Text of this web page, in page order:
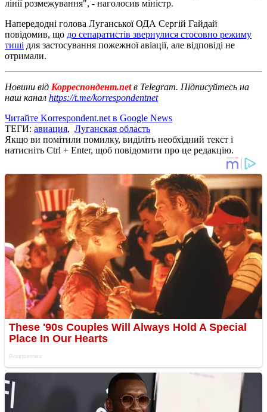
лінії розмежування", - наголосив міністр.
Напередодні голова Луганської ОДА Сергій Гайдай
повідомив, що до сепаратистів звернулися стосовно режиму
тиші для застосування пожежної авіації, але відповіді не
отримали.
Новини від Корреспондент.netв Telegram. Підписуйтесь на
наш канал https://t.me/korrespondentnet
Читайте Korrespondent.net в Google News
ТЕГИ: авиация, Луганская область
Якщо ви помітили помилку, виділіть необхідний текст і
натисніть Ctrl + Enter, щоб повідомити про це редакцію.